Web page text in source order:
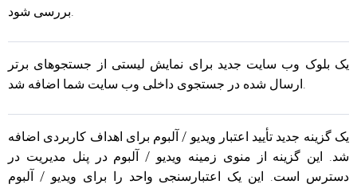
بررسی شود.
یک بلوک وب سایت جدید برای نمایش لیستی از جستجوهای برتر
ارسال شده در جستجوی داخلی وب سایت شما اضافه شد.
یک گزینه جدید تأیید اعتبار ویدیو / آلبوم برای اهداف کاربردی اضافه
شد. این گزینه از منوی زمینه ویدیو / آلبوم در پنل مدیریت در
دسترس است. این یک اعتبارسنجی واحد را برای ویدیو / آلبوم